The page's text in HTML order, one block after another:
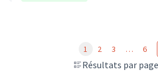
Résultats par
1 2 3 … 6